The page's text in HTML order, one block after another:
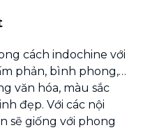
cách indochine với
phản, bình phong,…
văn hóa, màu sắc
đẹp. Với các nội
sẽ giống với phong